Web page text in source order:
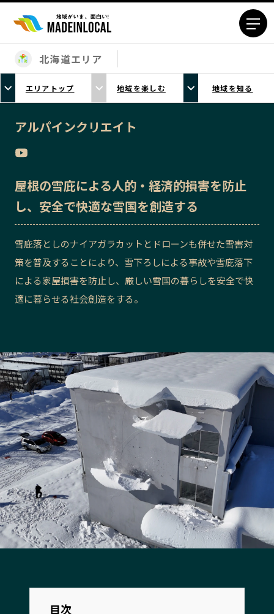
エリアから探す
北海道エリア
青森エリア
岩手エリア
福島エリア
埼玉エリア
千葉エリア
東京23区エリア
多摩エリア
富山エリア
石川エリア
福井エリア
北摂エリア
堺・泉州エリア
河内エリア
兵庫エリア
奈良エリア
和歌山エリア
鳥取エリア
島根エリア
岡山エリア
広島エリア
山口エリア
徳島エリア
香川エリア
愛媛エリア
高知エリア
福岡エリア
佐賀エリア
長崎エリア
熊本エリア
大分エリア
北海道エリア
エリアトップ 地域を楽しむ 地域を知る
アルパインクリエイト
屋根の雪庇による人的・経済的損害を防止
し、安全で快適な雪国を創造する
雪庇落としのナイアガラカットとドローンも併せた雪害対
策を普及することにより、雪下ろしによる事故や雪庇落下
による家屋損害を防止し、厳しい雪国の暮らしを安全で快
適に暮らせる社会創造をする。
目次